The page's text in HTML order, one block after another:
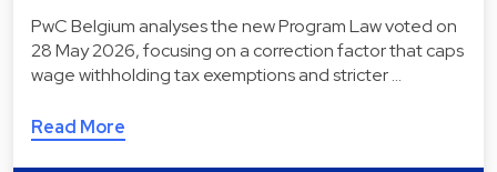
PwC Belgium analyses the new Program Law voted on
28 May 2026, focusing on a correction factor that caps
wage withholding tax exemptions and stricter …
Read More